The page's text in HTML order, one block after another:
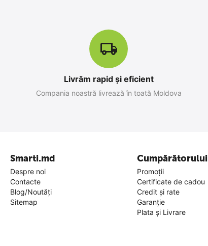
Apple iPhone 17 Pro Max 256 GB,
30 799 MDL
Livrăm rapid și eficient
Compania noastră livrează în toată Moldova
Smarti.md
Despre noi
Contacte
Blog/Noutăți
Sitemap
Cumpărătorului
Promoții
Certificate de cadou
Credit și rate
Garanție
Plata și Livrare